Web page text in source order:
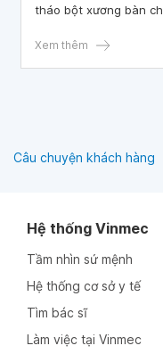
tháo bột xương bàn
Xem thêm
Câu chuyện khách hàng
Hệ thống Vinmec
Tầm nhìn sứ mệnh
Hệ thống cơ sở y tế
Tìm bác sĩ
Làm việc tại Vinmec